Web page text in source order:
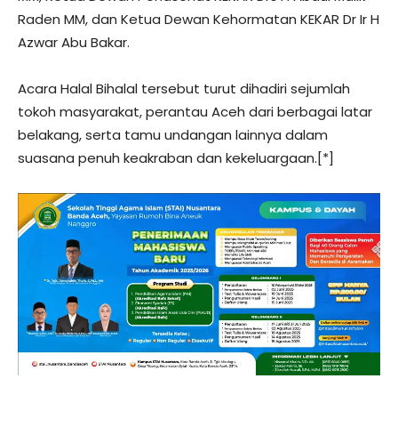
Raden MM, dan Ketua Dewan Kehormatan KEKAR Dr Ir H
Azwar Abu Bakar.
Acara Halal Bihalal tersebut turut dihadiri sejumlah
tokoh masyarakat, perantau Aceh dari berbagai latar
belakang, serta tamu undangan lainnya dalam
suasana penuh keakraban dan kekeluargaan.[*]